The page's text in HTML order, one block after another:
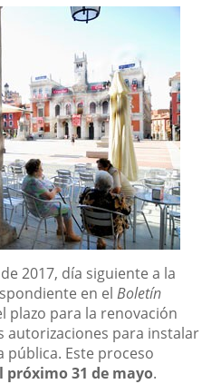
2017, día siguiente a la
en el Boletín
plazo para la renovación
autorizaciones para instalar
pública. Este proceso
próximo 31 de mayo.